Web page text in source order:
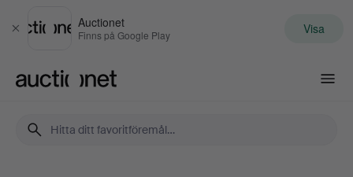
Stäng
Auctionet
Finns på Google Play Visa